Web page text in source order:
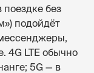
без
подойдёт
4G LTE обычно
5G — в